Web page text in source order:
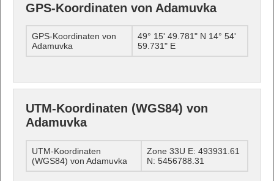
GPS-Koordinaten von Adamuvka
GPS-Koordinaten von
Adamuvka
49° 15' 49.781" N 14° 54'
59.731" E
UTM-Koordinaten (WGS84) von
Adamuvka
UTM-Koordinaten
(WGS84) von Adamuvka
Zone 33U E: 493931.61
N: 5456788.31